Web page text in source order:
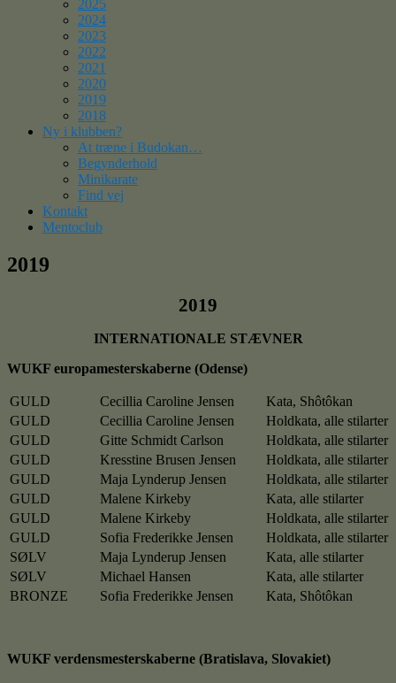
2025
2024
2023
2022
2021
2020
2019
2018
Ny i klubben?
At træne i Budokan…
Begynderhold
Minikarate
Find vej
Kontakt
Mentoclub
2019
2019
INTERNATIONALE STÆVNER
WUKF europamesterskaberne (Odense)
GULD Cecillia Caroline Jensen
Kata, Shôtôkan
GULD
Cecillia Caroline Jensen
Holdkata, alle stilarter
GULD
Gitte Schmidt Carlson
Holdkata, alle stilarter
GULD
Kresstine Brusen Jensen
Holdkata, alle stilarter
GULD
Maja Lynderup Jensen
Holdkata, alle stilarter
GULD
Malene Kirkeby
Kata, alle stilarter
GULD
Malene Kirkeby
Holdkata, alle stilarter
GULD
Sofia Frederikke Jensen
Holdkata, alle stilarter
SØLV
Maja Lynderup Jensen
Kata, alle stilarter
SØLV
Michael Hansen
Kata, alle stilarter
BRONZE
Sofia Frederikke Jensen Kata, Shôtôkan
WUKF verdensmesterskaberne (Bratislava, Slovakiet)